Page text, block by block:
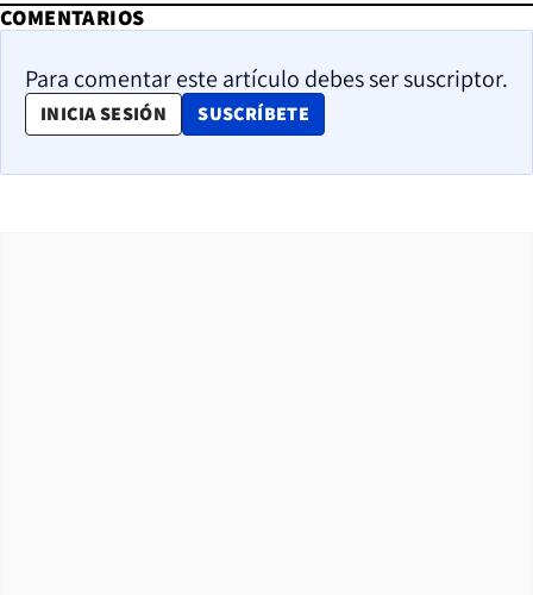
COMENTARIOS
Para comentar este artículo debes ser suscriptor.
INICIA SESIÓN SUSCRÍBETE
OPENS IN NEW WINDOW